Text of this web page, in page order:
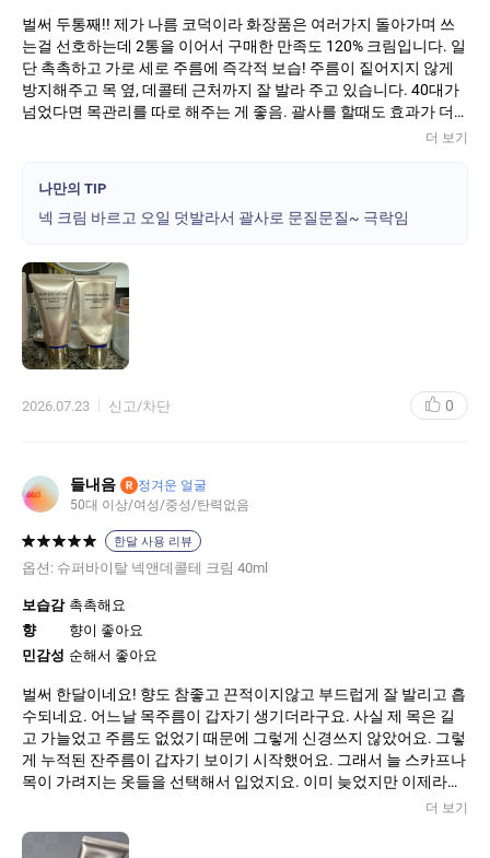
벌써 두통째!! 제가 나름 코덕이라 화장품은 여러가지 돌아가며 쓰
는걸 선호하는데 2통을 이어서 구매한 만족도 120% 크림입니다. 일
단 촉촉하고 가로 세로 주름에 즉각적 보습! 주름이 짙어지지 않게
방지해주고 목 옆, 데콜테 근처까지 잘 발라 주고 있습니다. 40대가
넘었다면 목관리를 따로 해주는 게 좋음. 괄사를 할때도 효과가 더
즉각적인 느낌이고요. 아모레 퍼시픽 공식몰에서 단기간에 제일 높
과... 클라랑스 찜쪄먹을 정도.. 물론 그건 또 좀 다른 결이긴 합니다
만 (프랑스 화장품 특유의 느낌적인 느낌) 공식몰에 넥크림은 이거
만들어주세요. 여러가지 써보고 싶어요!
더 보기
나만의 TIP
넥 크림 바르고 오일 덧발라서 괄사로 문질문질~ 극락임
2026.07.23 신고/차단 0
들내음 R
정겨운 얼굴
50대 이상/여성/중성/탄력없음
한달 사용 리뷰
옵션: 슈퍼바이탈 넥앤데콜테 크림 40ml
보습감 촉촉해요
향
향이 좋아요
민감성 순해서 좋아요
벌써 한달이네요! 향도 참좋고 끈적이지않고 부드럽게 잘 발리고 흡
수되네요. 어느날 목주름이 갑자기 생기더라구요. 사실 제 목은 길
고 가늘었고 주름도 없었기 때문에 그렇게 신경쓰지 않았어요. 그렇
게 누적된 잔주름이 갑자기 보이기 시작했어요. 그래서 늘 스카프나
목이 가려지는 옷들을 선택해서 입었지요. 이미 늦었지만 이제라도
더 생기는 잔주름과 탄럭을 잃지말자라는 마음으로 걱정하던차에
잘 쓰고있어요. 특히 나타는 주름이 옅거나 펴지거나하지는 않고 단
더 보기